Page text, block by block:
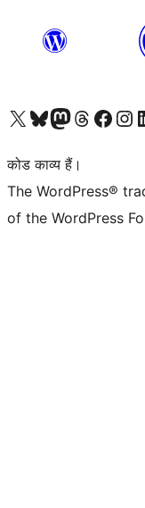
Visit our X (formerly Twitter) account
हमारे बलुस्की खाते पर जाएँVisit our Mastodon account
हमारे थ्रेड्स अकाउंट पर जाएंहमारे फेसबुक पेज पर जाएँहमारे इंस्टाग्राम अकाउंट पर जाएं
कोड काव्य हैं।
The WordPress®
of the WordPress